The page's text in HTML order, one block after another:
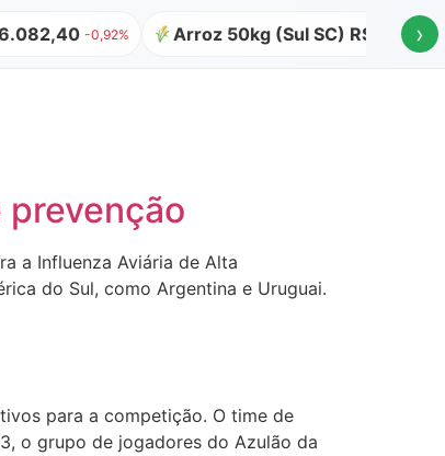
-0,92% Arroz 50kg (Sul SC) R$ 64,00 ›
prevenção
a Influenza Aviária de Alta
do Sul, como Argentina e Uruguai.
para a competição. O time de
o grupo de jogadores do Azulão da